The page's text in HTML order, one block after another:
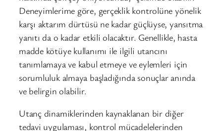
Deneyimlerime göre, gerçeklik kontrolüne yönelik
karşı aktarım dürtüsü ne kadar güçlüyse, yansıtma
yanıtı da o kadar etkili olacaktır. Genellikle, hasta
madde kötüye kullanımı ile ilgili utancını
tanımlamaya ve kabul etmeye ve eylemleri için
sorumluluk almaya başladığında sonuçlar anında
ve belirgin olabilir.
Utanç dinamiklerinden kaynaklanan bir diğer
tedavi uygulaması, kontrol mücadelelerinden